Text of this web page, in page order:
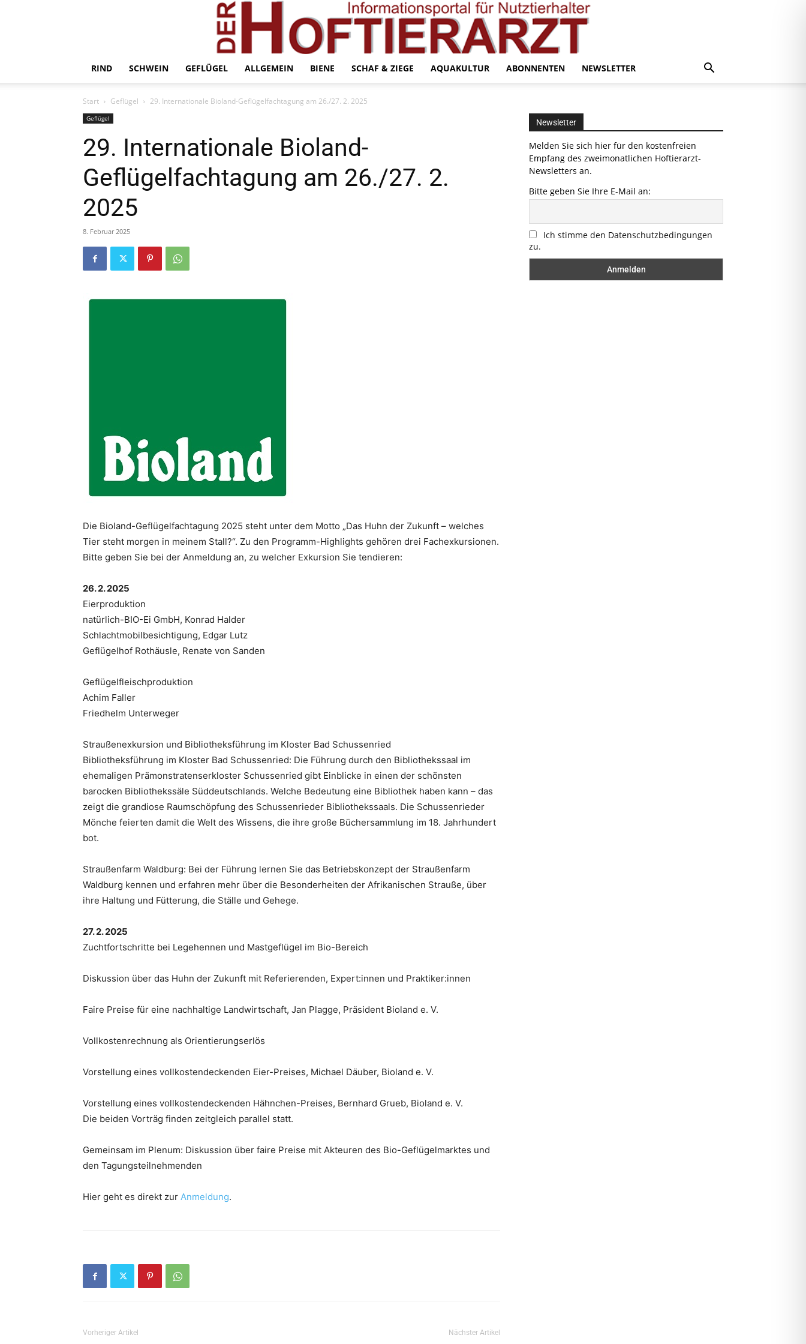
RIND SCHWEIN GEFLÜGEL ALLGEMEIN BIENE SCHAF & ZIEGE AQUAKULTUR ABONNENTEN NEWSLETTER
Start Geflügel 29. Internationale Bioland-Geflügelfachtagung am 26./27. 2. 2025
Geflügel
29. Internationale Bioland-
Geflügelfachtagung am 26./27. 2.
2025
8. Februar 2025
Die Bioland-Geflügelfachtagung 2025 steht unter dem Motto „Das Huhn der Zukunft – welches
Tier steht morgen in meinem Stall?“. Zu den Programm-Highlights gehören drei Fachexkursionen.
Bitte geben Sie bei der Anmeldung an, zu welcher Exkursion Sie tendieren:
26. 2. 2025
Eierproduktion
natürlich-BIO-Ei GmbH, Konrad Halder
Schlachtmobilbesichtigung, Edgar Lutz
Geflügelhof Rothäusle, Renate von Sanden
Geflügelfleischproduktion
Achim Faller
Friedhelm Unterweger
Straußenexkursion und Bibliotheksführung im Kloster Bad Schussenried
Bibliotheksführung im Kloster Bad Schussenried: Die Führung durch den Bibliothekssaal im
ehemaligen Prämonstratenserkloster Schussenried gibt Einblicke in einen der schönsten
barocken Bibliothekssäle Süddeutschlands. Welche Bedeutung eine Bibliothek haben kann – das
zeigt die grandiose Raumschöpfung des Schussenrieder Bibliothekssaals. Die Schussenrieder
Mönche feierten damit die Welt des Wissens, die ihre große Büchersammlung im 18. Jahrhundert
bot.
Straußenfarm Waldburg: Bei der Führung lernen Sie das Betriebskonzept der Straußenfarm
Waldburg kennen und erfahren mehr über die Besonderheiten der Afrikanischen Strauße, über
ihre Haltung und Fütterung, die Ställe und Gehege.
27. 2. 2025
Zuchtfortschritte bei Legehennen und Mastgeflügel im Bio-Bereich
Diskussion über das Huhn der Zukunft mit Referierenden, Expert:innen und Praktiker:innen
Faire Preise für eine nachhaltige Landwirtschaft, Jan Plagge, Präsident Bioland e. V.
Vollkostenrechnung als Orientierungserlös
Vorstellung eines vollkostendeckenden Eier-Preises, Michael Däuber, Bioland e. V.
Vorstellung eines vollkostendeckenden Hähnchen-Preises, Bernhard Grueb, Bioland e. V.
Die beiden Vorträg finden zeitgleich parallel statt.
Gemeinsam im Plenum: Diskussion über faire Preise mit Akteuren des Bio-Geflügelmarktes und
den Tagungsteilnehmenden
Hier geht es direkt zur Anmeldung.
Vorheriger Artikel Nächster Artikel
Newsletter
Melden Sie sich hier für den kostenfreien
Empfang des zweimonatlichen Hoftierarzt-
Newsletters an.
Bitte geben Sie Ihre E-Mail an:
Ich stimme den Datenschutzbedingungen
zu.